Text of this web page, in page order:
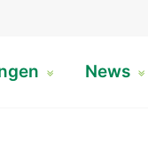
News